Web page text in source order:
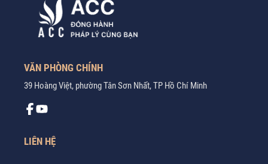
VĂN PHÒNG CHÍNH
39 Hoàng Việt, phường Tân Sơn Nhất, TP Hồ Chí Minh
LIÊN HỆ